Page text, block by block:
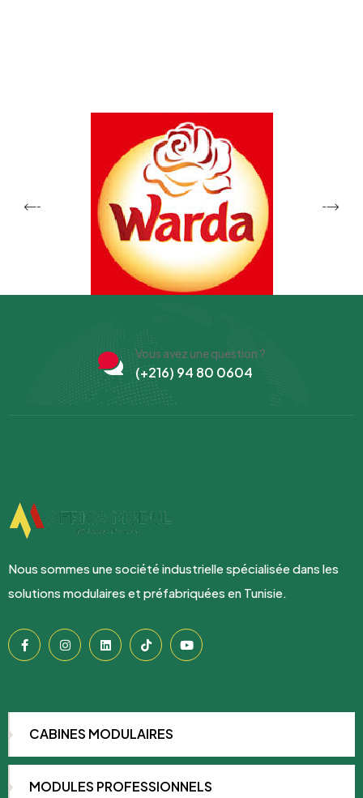
Vous avez une question ?
(+216) 94 80 0604
Nous sommes une société industrielle spécialisée dans les
solutions modulaires et préfabriquées en Tunisie.
CABINES MODULAIRES
MODULES PROFESSIONNELS